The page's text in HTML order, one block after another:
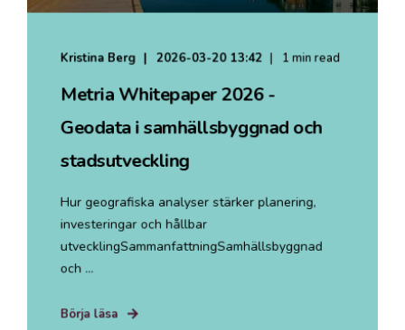
Kristina Berg 2026-03-20 13:42 1 min read
Metria Whitepaper 2026 -
Geodata i samhällsbyggnad och
stadsutveckling
Hur geografiska analyser stärker planering,
investeringar och hållbar
utvecklingSammanfattningSamhällsbyggnad
och ...
Börja läsa